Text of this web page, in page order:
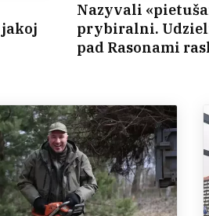
Nazyvali
prybiralni.
pad Rasonami